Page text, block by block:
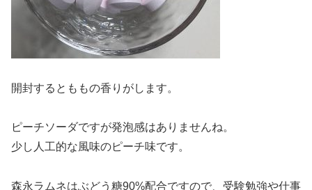
開封するとももの香りがします。
ピーチソーダですが発泡感はありませんね。
少し人工的な風味のピーチ味です。
森永ラムネはぶどう糖90%配合ですので、受験勉強や仕事